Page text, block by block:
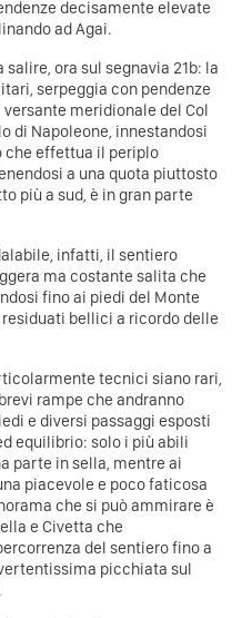
decisamente elevate
ad Agai.
salire, ora sul segnavia 21b: la
serpeggia con pendenze
meridionale del Col
di Napoleone, innestandosi
che effettua il periplo
a una quota piuttosto
più a sud, è in gran parte
infatti, il sentiero
ma costante salita che
fino ai piedi del Monte
bellici a ricordo delle
tecnici siano rari,
rampe che andranno
e diversi passaggi esposti
equilibrio: solo i più abili
parte in sella, mentre ai
piacevole e poco faticosa
che si può ammirare è
e Civetta che
del sentiero fino a
picchiata sul